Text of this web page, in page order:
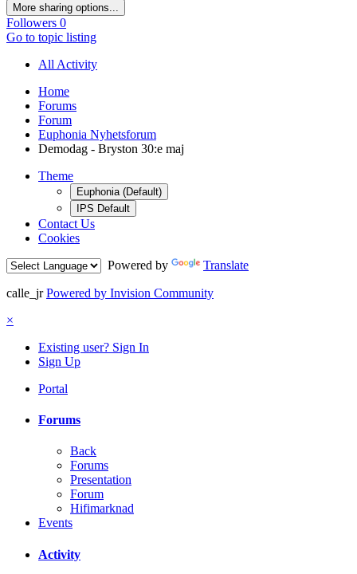
More sharing options...
Followers 0
Go to topic listing
All Activity
Home
Forums
Forum
Euphonia Nyhetsforum
Demodag - Bryston 30:e maj
Theme
Euphonia (Default)
IPS Default
Contact Us
Cookies
Powered by
Translate
calle_jr Powered by Invision Community
×
Existing user? Sign In
Sign Up
Portal
Forums
Back
Forums
Presentation
Forum
Hifimarknad
Events
Activity